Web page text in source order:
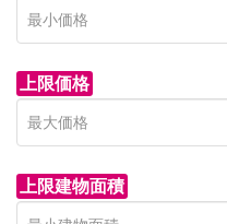
上限価格
上限建物面積